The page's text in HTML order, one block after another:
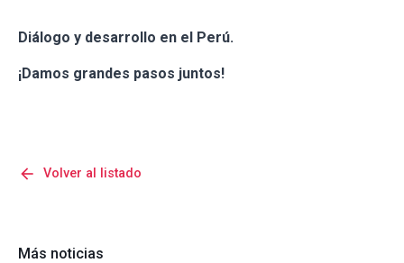
Diálogo y desarrollo en el Perú.
¡Damos grandes pasos juntos!
arrow_back Volver al listado
Más noticias